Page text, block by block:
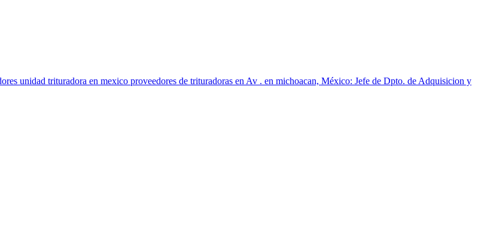
unidad trituradora en mexico proveedores de trituradoras en Av . en michoacan, México: Jefe de Dpto. de Adquisicion y